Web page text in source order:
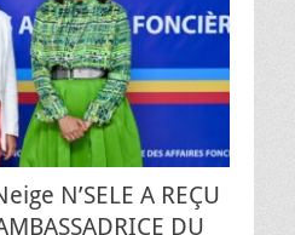
N’SELE A REÇU
DU